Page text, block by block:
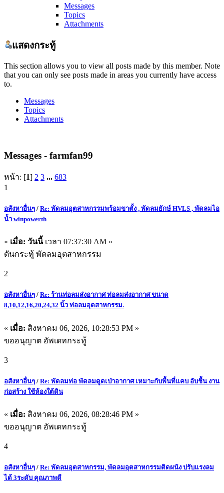
Messages
Topics
Attachments
แสดงกระทู้
This section allows you to view all posts made by this member. Note
that you can only see posts made in areas you currently have access
to.
Messages
Topics
Attachments
Messages - farmfan99
หน้า: [1] 2 3 ... 683
1
อสังหาอื่นๆ / Re: พัดลมอุตสาหกรรมพร้อมขาตั้ง , พัดลมยักษ์ HVLS , พัดลมไอ
น้ำ winpowerth
« เมื่อ: วันนี้เวลา 07:37:30 AM »
ดันกระทู้ พัดลมอุตสาหกรรม
2
อสังหาอื่นๆ / Re: ร้านท่อลมส่งอากาศ ท่อลมส่งอากาศ ขนาด
8,10,12,16,20,24,32 นิ้ว ท่อลมอุตสาหกรรม.
« เมื่อ: สิงหาคม 06, 2026, 10:28:53 PM »
ขออนุญาต อัพเดทกระทู้
3
อสังหาอื่นๆ / Re: พัดลมท่อ พัดลมดูดเป่าอากาศ เหมาะกับพื้นที่แคบ อับชื้น งาน
ก่อสร้าง ใช้ห้องใต้ดิน
« เมื่อ: สิงหาคม 06, 2026, 08:28:46 PM »
ขออนุญาต อัพเดทกระทู้
4
อสังหาอื่นๆ / Re: พัดลมอุตสาหกรรม, พัดลมอุตสาหกรรมติดผนัง ปรับแรงลม
ได้ 3ระดับ คุณภาพดี